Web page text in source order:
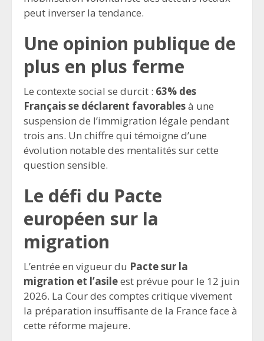
peut inverser la tendance.
Une opinion publique de
plus en plus ferme
Le contexte social se durcit : 63% des
Français se déclarent favorablesà une
suspension de l’immigration légale pendant
trois ans. Un chiffre qui témoigne d’une
évolution notable des mentalités sur cette
question sensible.
Le défi du Pacte
européen sur la
migration
L’entrée en vigueur du Pacte sur la
migration et l’asileest prévue pour le 12 juin
2026. La Cour des comptes critique vivement
la préparation insuffisante de la France face à
cette réforme majeure.